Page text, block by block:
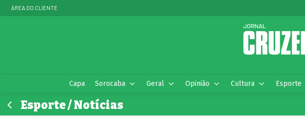
ÁREA DO CLIENTE
Capa Sorocaba Geral Opinião Cultura Esporte
Esporte / Notícias